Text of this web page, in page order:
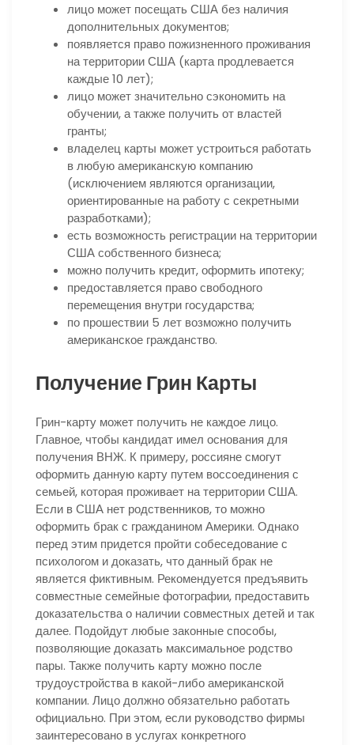
лицо может посещать США без наличия
дополнительных документов;
появляется право пожизненного проживания
на территории США (карта продлевается
каждые 10 лет);
лицо может значительно сэкономить на
обучении, а также получить от властей
гранты;
владелец карты может устроиться работать
в любую американскую компанию
(исключением являются организации,
ориентированные на работу с секретными
разработками);
есть возможность регистрации на территории
США собственного бизнеса;
можно получить кредит, оформить ипотеку;
предоставляется право свободного
перемещения внутри государства;
по прошествии 5 лет возможно получить
американское гражданство.
Получение Грин Карты
Грин-карту может получить не каждое лицо.
Главное, чтобы кандидат имел основания для
получения ВНЖ. К примеру, россияне смогут
оформить данную карту путем воссоединения с
семьей, которая проживает на территории США.
Если в США нет родственников, то можно
оформить брак с гражданином Америки. Однако
перед этим придется пройти собеседование с
психологом и доказать, что данный брак не
является фиктивным. Рекомендуется предъявить
совместные семейные фотографии, предоставить
доказательства о наличии совместных детей и так
далее. Подойдут любые законные способы,
позволяющие доказать максимальное родство
пары. Также получить карту можно после
трудоустройства в какой-либо американской
компании. Лицо должно обязательно работать
официально. При этом, если руководство фирмы
заинтересовано в услугах конкретного